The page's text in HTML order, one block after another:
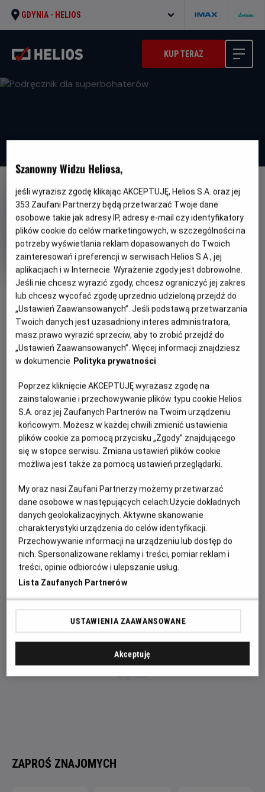
GDYNIA - HELIOS
KUP TERAZ
DUBBING FAMILIJNY PRZEDPREMIERA
OBSERWUJ
Podręcznik dla superbohaterów
Oryginalny
tytuł
Handbok för superhjältar Gatunek
Animowany /
Familijny
Minimalny
wiek
Od 6 lat
Czas
trwania
91 min
i
rok
produkcji
Szwecja
PREMIERA
13 listopada 2026
REŻYSERIA
Anoo Bhagavan, Patrik
Forsberg
SCENARIUSZ
Anoo Bhagavan, Patrik
Forsberg
WIĘCEJ SZCZEGÓŁÓW
GODZINY SEANSÓW
CZWARTEK, 13 SIERPNIA 2026
CZWARTEK,
13
SIERPNIA
2026
11:00
2D, dubbing
OPIS FILMU
10-letnia Lisa żyje w niewielkim miasteczku, gdzie nie ma
przyjaciół. Pewnego dnia znajduje "Podręcznik dla
Superbohaterów" i przemienia się w Czerwoną Maskę.
Ratując miasto będzie musiała znaleźć w sobie odwagę do
zmierzenia się ze swoimi lękami.
ZAPROŚ ZNAJOMYCH
Szanowny Widzu Heliosa,
jeśli wyrazisz zgodę klikając AKCEPTUJĘ, Helios S.A. oraz jej
353 Zaufani Partnerzy będą przetwarzać Twoje dane
osobowe takie jak adresy IP, adresy e-mail czy identyfikatory
plików cookie do celów marketingowych, w szczególności na
potrzeby wyświetlania reklam dopasowanych do Twoich
zainteresowań i preferencji w serwisach Helios S.A., jej
aplikacjach i w Internecie. Wyrażenie zgody jest dobrowolne.
Jeśli nie chcesz wyrazić zgody, chcesz ograniczyć jej zakres
lub chcesz wycofać zgodę uprzednio udzieloną przejdź do
„Ustawień Zaawansowanych”. Jeśli podstawą przetwarzania
Twoich danych jest uzasadniony interes administratora,
masz prawo wyrazić sprzeciw, aby to zrobić przejdź do
„Ustawień Zaawansowanych”. Więcej informacji znajdziesz
w dokumencie Polityka prywatności
Poprzez kliknięcie AKCEPTUJĘ wyrażasz zgodę na
zainstalowanie i przechowywanie plików typu cookie Helios
S.A. oraz jej Zaufanych Partnerów na Twoim urządzeniu
końcowym. Możesz w każdej chwili zmienić ustawienia
plików cookie za pomocą przycisku „Zgody” znajdującego
się w stopce serwisu. Zmiana ustawień plików cookie
możliwa jest także za pomocą ustawień przeglądarki.
My oraz nasi Zaufani Partnerzy możemy przetwarzać
dane osobowe w następujących celach:Użycie dokładnych
danych geolokalizacyjnych. Aktywne skanowanie
charakterystyki urządzenia do celów identyfikacji.
Przechowywanie informacji na urządzeniu lub dostęp do
nich. Spersonalizowane reklamy i treści, pomiar reklam i
treści, opinie odbiorców i ulepszanie usług.
Lista Zaufanych Partnerów
USTAWIENIA ZAAWANSOWANE
Akceptuję